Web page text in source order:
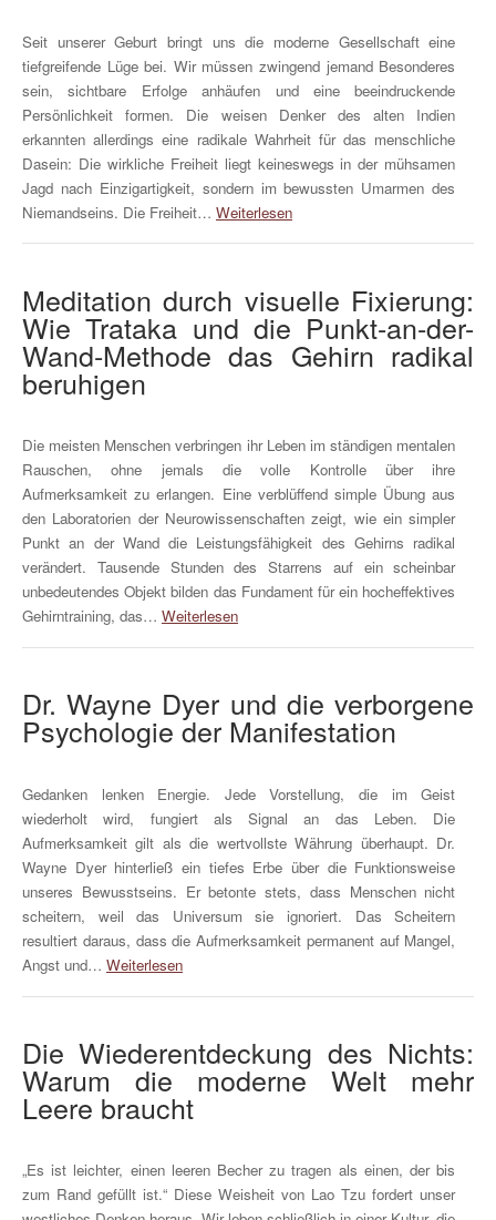
Seit unserer Geburt bringt uns die moderne Gesellschaft eine
tiefgreifende Lüge bei. Wir müssen zwingend jemand Besonderes
sein, sichtbare Erfolge anhäufen und eine beeindruckende
Persönlichkeit formen. Die weisen Denker des alten Indien
erkannten allerdings eine radikale Wahrheit für das menschliche
Dasein: Die wirkliche Freiheit liegt keineswegs in der mühsamen
Jagd nach Einzigartigkeit, sondern im bewussten Umarmen des
Niemandseins. Die Freiheit… Weiterlesen
Meditation durch visuelle Fixierung:
Wie Trataka und die Punkt-an-der-
Wand-Methode das Gehirn radikal
beruhigen
Die meisten Menschen verbringen ihr Leben im ständigen mentalen
Rauschen, ohne jemals die volle Kontrolle über ihre
Aufmerksamkeit zu erlangen. Eine verblüffend simple Übung aus
den Laboratorien der Neurowissenschaften zeigt, wie ein simpler
Punkt an der Wand die Leistungsfähigkeit des Gehirns radikal
verändert. Tausende Stunden des Starrens auf ein scheinbar
unbedeutendes Objekt bilden das Fundament für ein hocheffektives
Gehirntraining, das… Weiterlesen
Dr. Wayne Dyer und die verborgene
Psychologie der Manifestation
Gedanken lenken Energie. Jede Vorstellung, die im Geist
wiederholt wird, fungiert als Signal an das Leben. Die
Aufmerksamkeit gilt als die wertvollste Währung überhaupt. Dr.
Wayne Dyer hinterließ ein tiefes Erbe über die Funktionsweise
unseres Bewusstseins. Er betonte stets, dass Menschen nicht
scheitern, weil das Universum sie ignoriert. Das Scheitern
resultiert daraus, dass die Aufmerksamkeit permanent auf Mangel,
Angst und… Weiterlesen
Die Wiederentdeckung des Nichts:
Warum die moderne Welt mehr
Leere braucht
„Es ist leichter, einen leeren Becher zu tragen als einen, der bis
zum Rand gefüllt ist.“ Diese Weisheit von Lao Tzu fordert unser